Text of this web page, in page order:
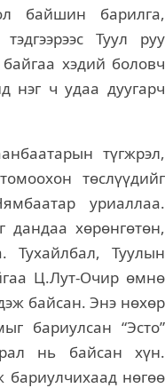
байшин барилга,
Туул руу
хэдий боловч
нэг ч удаа дуугарч
түгжрэл,
төслүүдийг
уриаллаа.
дандаа хөрөнгөтөн,
Тухайлбал, Туулын
Ц.Лут-Очир өмнө
байсан. Энэ нөхөр
бариулсан “Эсто”
нь байсан хүн.
нөгөө